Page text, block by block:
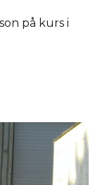
på kurs i